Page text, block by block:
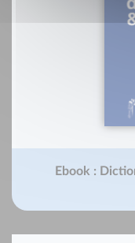
Ebook :